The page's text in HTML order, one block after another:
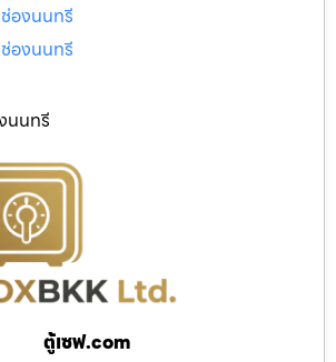
องนนทรี
องนนทรี
นนทรี
ตู้เซฟ.com